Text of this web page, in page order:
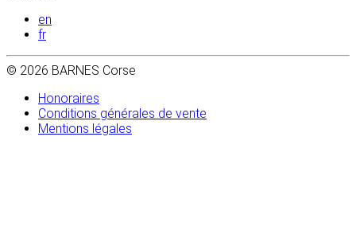
en
fr
© 2026 BARNES Corse
Honoraires
Conditions générales de vente
Mentions légales